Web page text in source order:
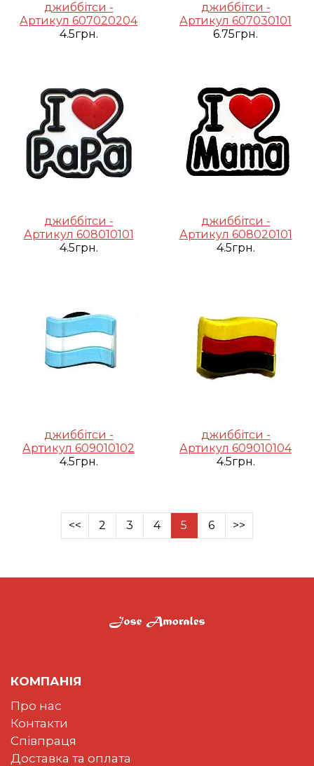
джиббітси -
Артикул 607020204
4.5грн.
джиббітси -
Артикул 607030101
6.75грн.
джиббітси -
Артикул 608010101
4.5грн.
джиббітси -
Артикул 608020101
4.5грн.
джиббітси -
Артикул 609010102
4.5грн.
джиббітси -
Артикул 609010104
4.5грн.
<< 2 3 4 5 6 >>
КОМПАНІЯ
Про нас
Контакти
Співпраця
Доставка та оплата